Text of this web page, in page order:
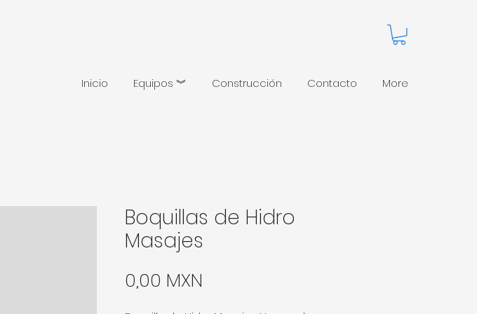
Inicio Equipos ︾ Construcción Contacto More
Boquillas de Hidro
Masajes
0,00 MXN